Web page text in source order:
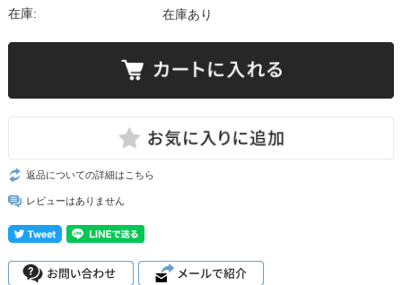
在庫: 在庫あり
返品についての詳細はこちら
レビューはありません